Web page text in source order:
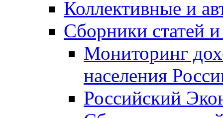
Коллективные и
Сборники статей
Мониторинг
населения
Российский